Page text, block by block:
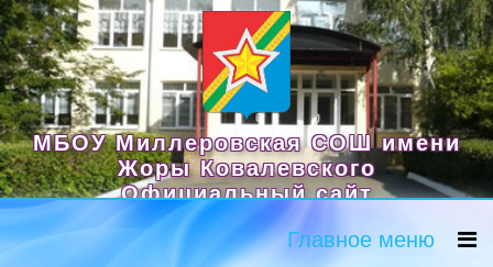
МБОУ Миллеровская СОШ имени
Жоры Ковалевского
Официальный сайт
Главное меню